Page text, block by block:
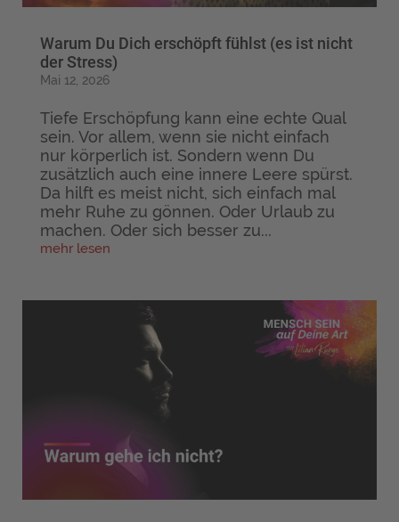
Warum Du Dich erschöpft fühlst (es ist nicht
der Stress)
Mai 12, 2026
Tiefe Erschöpfung kann eine echte Qual
sein. Vor allem, wenn sie nicht einfach
nur körperlich ist. Sondern wenn Du
zusätzlich auch eine innere Leere spürst.
Da hilft es meist nicht, sich einfach mal
mehr Ruhe zu gönnen. Oder Urlaub zu
machen. Oder sich besser zu...
mehr lesen